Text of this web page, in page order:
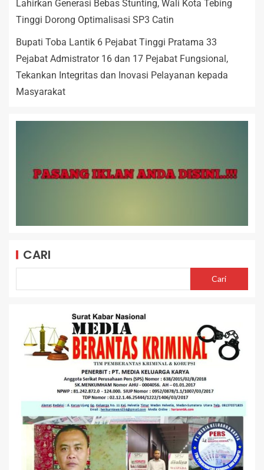
Lahirkan Generasi Bebas Stunting, Wali Kota Tebing
Tinggi Dorong Optimalisasi SP3 Catin
Bupati Toba Lantik 6 Pejabat Tinggi Pratama 33
Pejabat Admistrator 16 dan 17 Pejabat Fungsional,
Tekankan Integritas dan Inovasi Pelayanan kepada
Masyarakat
CARI
Cari